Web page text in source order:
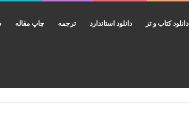
دانلود کتاب و تز دانلود استاندارد ترجمه چاپ مقاله